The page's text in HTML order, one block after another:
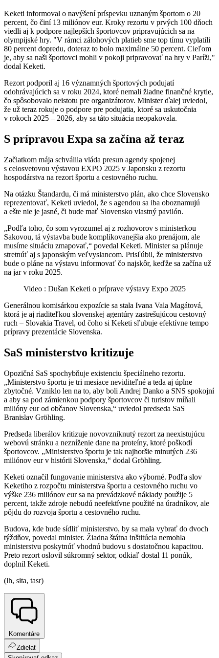
Keketi informoval o navýšení príspevku uznaným športom o 20
percent, čo činí 13 miliónov eur. Kroky rezortu v prvých 100 dňoch
viedli aj k podpore najlepších športovcov pripravujúcich sa na
olympijské hry. "V rámci zálohových platieb sme top tímu vyplatili
80 percent dopredu, doteraz to bolo maximálne 50 percent. Cieľom
je, aby sa naši športovci mohli v pokoji pripravovať na hry v Paríži,"
dodal Keketi.
Rezort podporil aj 16 významných športových podujatí
odohrávajúcich sa v roku 2024, ktoré nemali žiadne finančné krytie,
čo spôsobovalo neistotu pre organizátorov. Minister ďalej uviedol,
že už teraz rokuje o podpore pre podujatia, ktoré sa uskutočnia
v rokoch 2025 – 2026, aby sa táto situácia neopakovala.
S prípravou Expa sa začína až teraz
Začiatkom mája schválila vláda presun agendy spojenej
s celosvetovou výstavou EXPO 2025 v Japonsku z rezortu
hospodárstva na rezort športu a cestovného ruchu.
Na otázku Štandardu, či má ministerstvo plán, ako chce Slovensko
reprezentovať, Keketi uviedol, že s agendou sa iba oboznamujú
a ešte nie je jasné, či bude mať Slovensko vlastný pavilón.
„Podľa toho, čo som vyrozumel aj z rozhovorov s ministerkou
Sakovou, tá výstavba bude komplikovanejšia ako prenájom, ale
musíme situáciu zmapovať,“ povedal Keketi. Minister sa plánuje
stretnúť aj s japonským veľvyslancom. Prisľúbil, že ministerstvo
bude o pláne na výstavu informovať čo najskôr, keďže sa začína už
na jar v roku 2025.
Video : Dušan Keketi o príprave výstavy Expo 2025
Generálnou komisárkou expozície sa stala Ivana Vala Magátová,
ktorá je aj riaditeľkou slovenskej agentúry zastrešujúcou cestovný
ruch – Slovakia Travel, od čoho si Keketi sľubuje efektívne tempo
prípravy prezentácie Slovenska.
SaS ministerstvo kritizuje
Opozičná SaS spochybňuje existenciu špeciálneho rezortu.
„Ministerstvo športu je tri mesiace neviditeľné a teda aj úplne
zbytočné. Vzniklo len na to, aby boli Andrej Danko a SNS spokojní
a aby sa pod zámienkou podpory športovcov či turistov míňali
milióny eur od občanov Slovenska,“ uviedol predseda SaS
Branislav Gröhling.
Predseda liberálov kritizuje novovzniknutý rezort za neexistujúcu
webovú stránku a nezníženie dane na proteíny, ktoré poškodí
športovcov. „Ministerstvo športu je tak najhoršie minutých 236
miliónov eur v histórii Slovenska,“ dodal Gröhling.
Keketi označil fungovanie ministerstva ako výborné. Podľa slov
Keketiho z rozpočtu ministerstva športu a cestovného ruchu vo
výške 236 miliónov eur sa na prevádzkové náklady použije 5
percent, takže zdroje nebudú neefektívne použité na úradníkov, ale
pôjdu do rozvoja športu a cestovného ruchu.
Budova, kde bude sídliť ministerstvo, by sa mala vybrať do dvoch
týždňov, povedal minister. Žiadna štátna inštitúcia nemohla
ministerstvu poskytnúť vhodnú budovu s dostatočnou kapacitou.
Preto rezort oslovil súkromný sektor, odkiaľ dostal 11 ponúk,
doplnil Keketi.
(lh, sita, tasr)
Komentáre
Zdielať